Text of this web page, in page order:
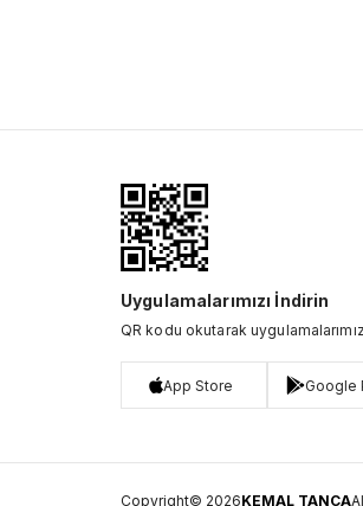
Uygulamalarımızı İndirin
QR kodu okutarak
App Store Google
Copyright© 2026KEMAL TANCA